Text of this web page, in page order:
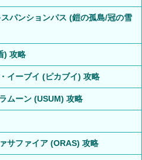
パンションパス (鎧の孤島/冠の雪
) 攻略
イーブイ (ピカブイ) 攻略
ムーン (USUM) 攻略
サファイア (ORAS) 攻略